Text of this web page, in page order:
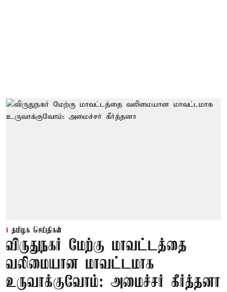
தமிழக செய்திகள்
விருதுநகர் மேற்கு மாவட்டத்தை
வலிமையான மாவட்டமாக
உருவாக்குவோம்: அமைச்சர் கீர்த்தனா